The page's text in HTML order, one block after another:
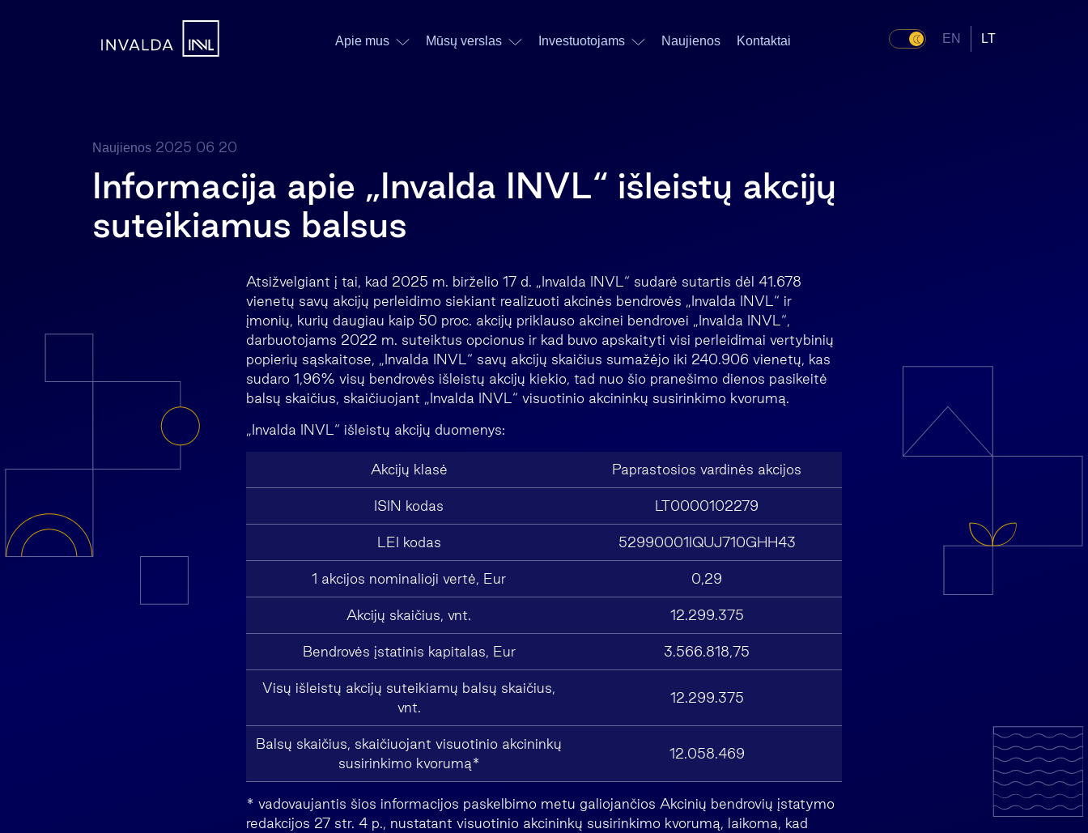
Apie mus Mūsų verslas Investuotojams Naujienos Kontaktai EN LT
Naujienos 2025 06 20
Informacija apie „Invalda INVL“ išleistų akcijų
suteikiamus balsus
Atsižvelgiant į tai, kad 2025 m. birželio 17 d. „Invalda INVL“ sudarė sutartis dėl 41.678
vienetų savų akcijų perleidimo siekiant realizuoti akcinės bendrovės „Invalda INVL“ ir
įmonių, kurių daugiau kaip 50 proc. akcijų priklauso akcinei bendrovei „Invalda INVL“,
darbuotojams 2022 m. suteiktus opcionus ir kad buvo apskaityti visi perleidimai vertybinių
popierių sąskaitose, „Invalda INVL“ savų akcijų skaičius sumažėjo iki 240.906 vienetų, kas
sudaro 1,96% visų bendrovės išleistų akcijų kiekio, tad nuo šio pranešimo dienos pasikeitė
balsų skaičius, skaičiuojant „Invalda INVL“ visuotinio akcininkų susirinkimo kvorumą.
„Invalda INVL“ išleistų akcijų duomenys:
Akcijų klasė Paprastosios vardinės akcijos
ISIN kodas LT0000102279
LEI kodas 52990001IQUJ710GHH43
1 akcijos nominalioji vertė, Eur 0,29
Akcijų skaičius, vnt. 12.299.375
Bendrovės įstatinis kapitalas, Eur 3.566.818,75
Visų išleistų akcijų suteikiamų balsų skaičius,
vnt.
12.299.375
Balsų skaičius, skaičiuojant visuotinio akcininkų
susirinkimo kvorumą*
12.058.469
* vadovaujantis šios informacijos paskelbimo metu galiojančios Akcinių bendrovių įstatymo
redakcijos 27 str. 4 p., nustatant visuotinio akcininkų susirinkimo kvorumą, laikoma, kad